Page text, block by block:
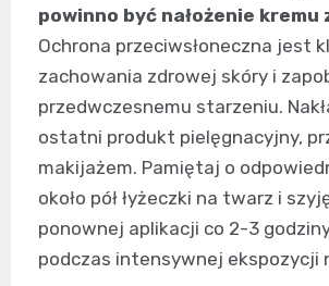
powinno być nałożenie kremu
Ochrona przeciwsłoneczna jest
zachowania zdrowej skóry i
przedwczesnemu starzeniu.
ostatni produkt pielęgnacyjny,
makijażem. Pamiętaj o
około pół łyżeczki na twarz i
ponownej aplikacji co 2-3
podczas intensywnej ekspozycji